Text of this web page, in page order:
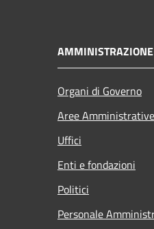
AMMINISTRAZIONE
Organi di Governo
Aree Amministrative
Uffici
Enti e fondazioni
Politici
Personale